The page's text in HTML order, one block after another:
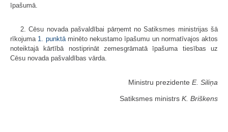
īpašumā.
2. Cēsu novada pašvaldībai pārņemt no Satiksmes ministrijas šā
rīkojuma 1. punktāminēto nekustamo īpašumu un normatīvajos aktos
noteiktajā kārtībā nostiprināt zemesgrāmatā īpašuma tiesības uz
Cēsu novada pašvaldības vārda.
Ministru prezidente E. Siliņa
Satiksmes ministrs K. Briškens